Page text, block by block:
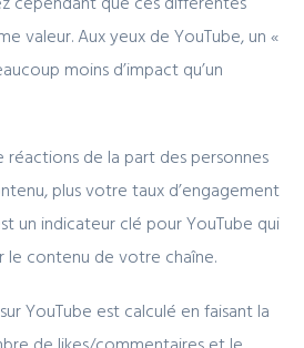
valeur. Aux yeux de YouTube, un «
moins d’impact qu’un
réactions de la part des personnes
plus votre taux d’engagement
un indicateur clé pour YouTube qui
le contenu de votre chaîne.
YouTube est calculé en faisant la